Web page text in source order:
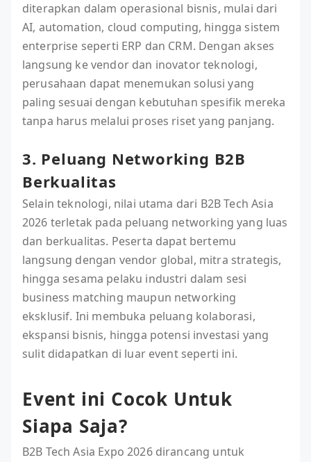
diterapkan dalam operasional bisnis, mulai dari
AI, automation, cloud computing, hingga sistem
enterprise seperti ERP dan CRM. Dengan akses
langsung ke vendor dan inovator teknologi,
perusahaan dapat menemukan solusi yang
paling sesuai dengan kebutuhan spesifik mereka
tanpa harus melalui proses riset yang panjang.
3. Peluang Networking B2B
Berkualitas
Selain teknologi, nilai utama dari B2B Tech Asia
2026 terletak pada peluang networking yang luas
dan berkualitas. Peserta dapat bertemu
langsung dengan vendor global, mitra strategis,
hingga sesama pelaku industri dalam sesi
business matching maupun networking
eksklusif. Ini membuka peluang kolaborasi,
ekspansi bisnis, hingga potensi investasi yang
sulit didapatkan di luar event seperti ini.
Event ini Cocok Untuk
Siapa Saja?
B2B Tech Asia Expo 2026 dirancang untuk